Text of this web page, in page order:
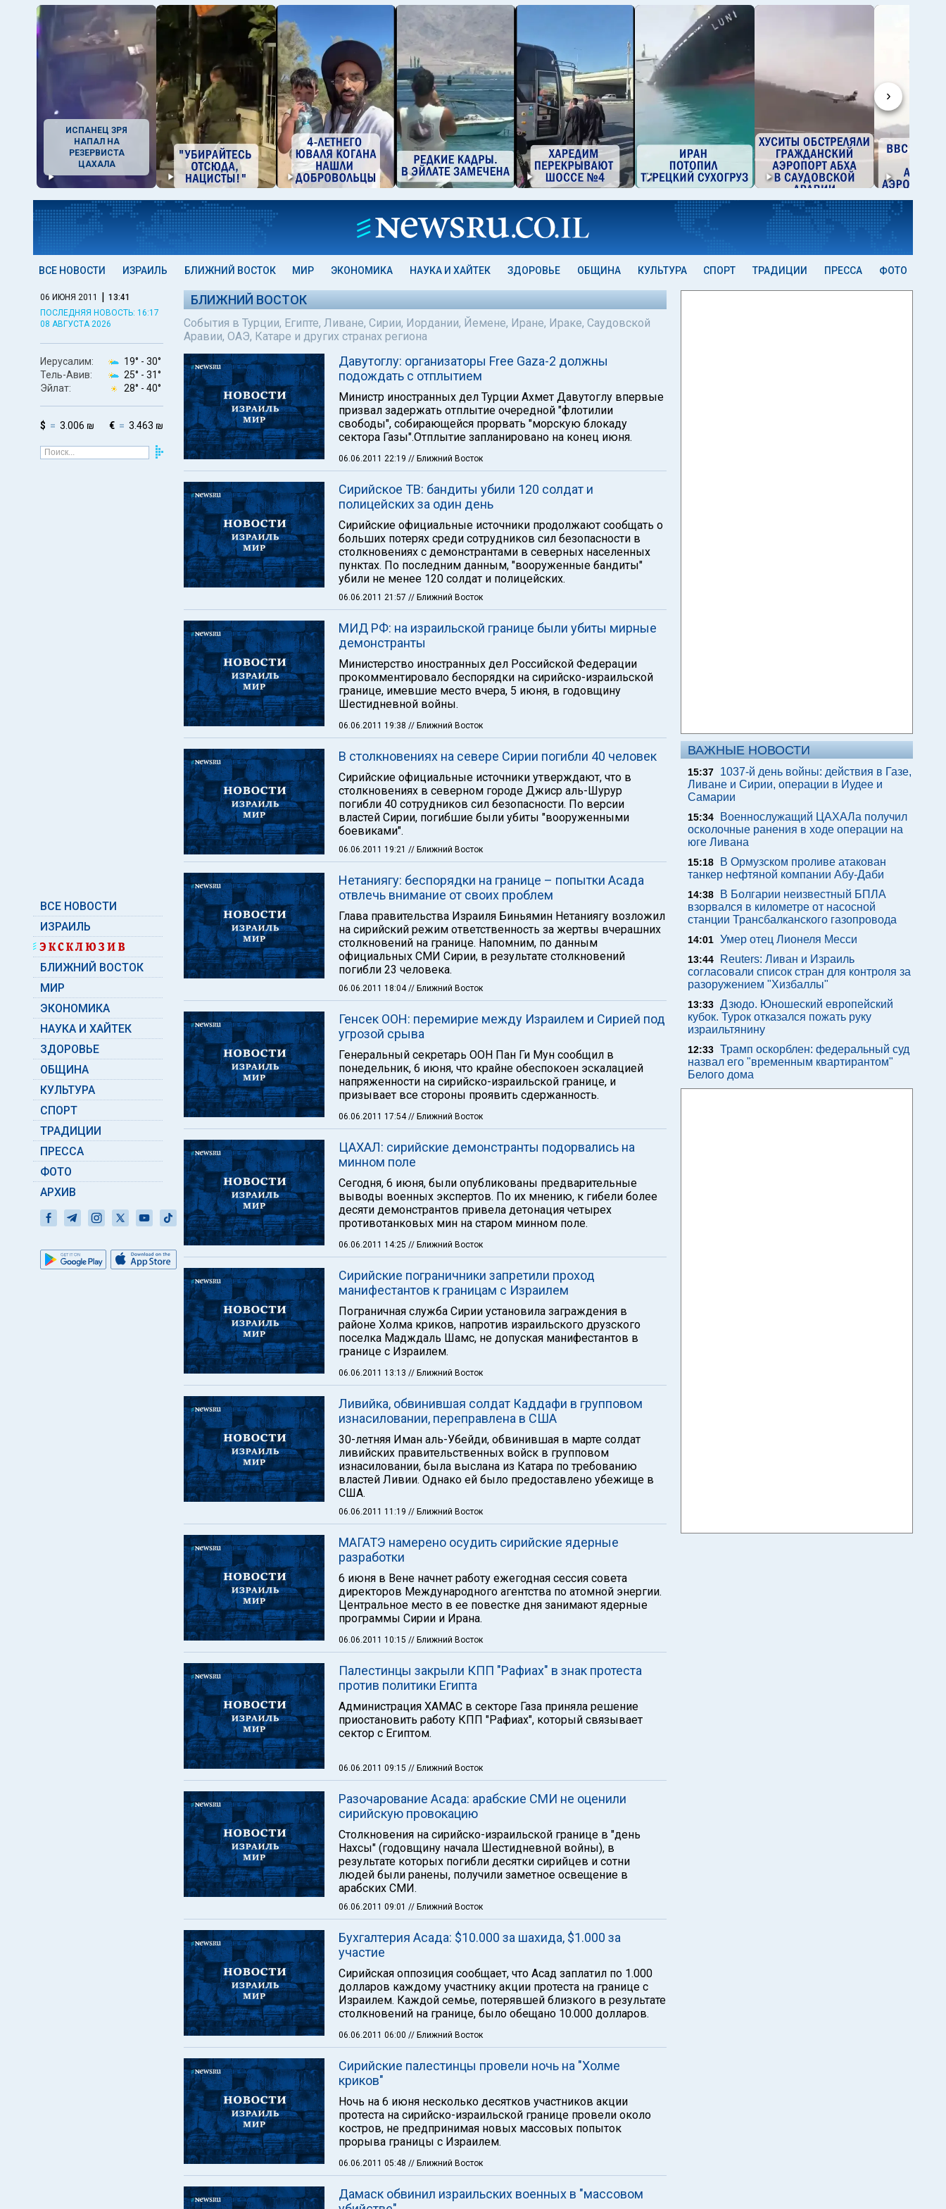
›
ИСПАНЕЦ ЗРЯ
НАПАЛ НА
РЕЗЕРВИСТА
ЦАХАЛА
ВСЕ НОВОСТИ ИЗРАИЛЬ БЛИЖНИЙ ВОСТОК МИР ЭКОНОМИКА НАУКА И ХАЙТЕК ЗДОРОВЬЕ ОБЩИНА КУЛЬТУРА СПОРТ ТРАДИЦИИ ПРЕССА ФОТО
06 ИЮНЯ 2011 | 13:41
ПОСЛЕДНЯЯ НОВОСТЬ: 16:17
08 АВГУСТА 2026
Иерусалим: 19° - 30°
Тель-Авив:
25° - 31°
Эйлат:
28° - 40°
$ 3.006 ₪ € 3.463 ₪
ВСЕ НОВОСТИ
ИЗРАИЛЬ
БЛИЖНИЙ ВОСТОК
МИР
ЭКОНОМИКА
НАУКА И ХАЙТЕК
ЗДОРОВЬЕ
ОБЩИНА
КУЛЬТУРА
СПОРТ
ТРАДИЦИИ
ПРЕССА
ФОТО
АРХИВ
БЛИЖНИЙ ВОСТОК
События в Турции, Египте, Ливане, Сирии, Иордании, Йемене, Иране, Ираке, Саудовской
Аравии, ОАЭ, Катаре и других странах региона
Давутоглу: организаторы Free Gaza-2 должны
подождать с отплытием
Министр иностранных дел Турции Ахмет Давутоглу впервые
призвал задержать отплытие очередной "флотилии
свободы", собирающейся прорвать "морскую блокаду
сектора Газы".Отплытие запланировано на конец июня.
06.06.2011 22:19 // Ближний Восток
Сирийское ТВ: бандиты убили 120 солдат и
полицейских за один день
Сирийские официальные источники продолжают сообщать о
больших потерях среди сотрудников сил безопасности в
столкновениях с демонстрантами в северных населенных
пунктах. По последним данным, "вооруженные бандиты"
убили не менее 120 солдат и полицейских.
06.06.2011 21:57 // Ближний Восток
МИД РФ: на израильской границе были убиты мирные
демонстранты
Министерство иностранных дел Российской Федерации
прокомментировало беспорядки на сирийско-израильской
границе, имевшие место вчера, 5 июня, в годовщину
Шестидневной войны.
06.06.2011 19:38 // Ближний Восток
В столкновениях на севере Сирии погибли 40 человек
Сирийские официальные источники утверждают, что в
столкновениях в северном городе Джиср аль-Шурур
погибли 40 сотрудников сил безопасности. По версии
властей Сирии, погибшие были убиты "вооруженными
боевиками".
06.06.2011 19:21 // Ближний Восток
Нетаниягу: беспорядки на границе – попытки Асада
отвлечь внимание от своих проблем
Глава правительства Израиля Биньямин Нетаниягу возложил
на сирийский режим ответственность за жертвы вчерашних
столкновений на границе. Напомним, по данным
официальных СМИ Сирии, в результате столкновений
погибли 23 человека.
06.06.2011 18:04// Ближний Восток
Генсек ООН: перемирие между Израилем и Сирией под
угрозой срыва
Генеральный секретарь ООН Пан Ги Мун сообщил в
понедельник, 6 июня, что крайне обеспокоен эскалацией
напряженности на сирийско-израильской границе, и
призывает все стороны проявить сдержанность.
06.06.2011 17:54// Ближний Восток
ЦАХАЛ: сирийские демонстранты подорвались на
минном поле
Сегодня, 6 июня, были опубликованы предварительные
выводы военных экспертов. По их мнению, к гибели более
десяти демонстрантов привела детонация четырех
противотанковых мин на старом минном поле.
06.06.2011 14:25 // Ближний Восток
Сирийские пограничники запретили проход
манифестантов к границам с Израилем
Пограничная служба Сирии установила заграждения в
районе Холма криков, напротив израильского друзского
поселка Мадждаль Шамс, не допуская манифестантов в
границе с Израилем.
06.06.2011 13:13 // Ближний Восток
Ливийка, обвинившая солдат Каддафи в групповом
изнасиловании, переправлена в США
30-летняя Иман аль-Убейди, обвинившая в марте солдат
ливийских правительственных войск в групповом
изнасиловании, была выслана из Катара по требованию
властей Ливии. Однако ей было предоставлено убежище в
США.
06.06.2011 11:19 // Ближний Восток
МАГАТЭ намерено осудить сирийские ядерные
разработки
6 июня в Вене начнет работу ежегодная сессия совета
директоров Международного агентства по атомной энергии.
Центральное место в ее повестке дня занимают ядерные
программы Сирии и Ирана.
06.06.2011 10:15 // Ближний Восток
Палестинцы закрыли КПП "Рафиах" в знак протеста
против политики Египта
Администрация ХАМАС в секторе Газа приняла решение
приостановить работу КПП "Рафиах", который связывает
сектор с Египтом.
06.06.2011 09:15 // Ближний Восток
Разочарование Асада: арабские СМИ не оценили
сирийскую провокацию
Столкновения на сирийско-израильской границе в "день
Нахсы" (годовщину начала Шестидневной войны), в
результате которых погибли десятки сирийцев и сотни
людей были ранены, получили заметное освещение в
арабских СМИ.
06.06.2011 09:01 // Ближний Восток
Бухгалтерия Асада: $10.000 за шахида, $1.000 за
участие
Сирийская оппозиция сообщает, что Асад заплатил по 1.000
долларов каждому участнику акции протеста на границе с
Израилем. Каждой семье, потерявшей близкого в результате
столкновений на границе, было обещано 10.000 долларов.
06.06.2011 06:00 // Ближний Восток
Сирийские палестинцы провели ночь на "Холме
криков"
Ночь на 6 июня несколько десятков участников акции
протеста на сирийско-израильской границе провели около
костров, не предпринимая новых массовых попыток
прорыва границы с Израилем.
06.06.2011 05:48 // Ближний Восток
Дамаск обвинил израильских военных в "массовом
ВАЖНЫЕ НОВОСТИ
15:37
1037-й день войны: действия в Газе,
Ливане и Сирии, операции в Иудее и
Самарии
15:34
Военнослужащий ЦАХАЛа получил
осколочные ранения в ходе операции на
юге Ливана
15:18
В Ормузском проливе атакован
танкер нефтяной компании Абу-Даби
14:38
В Болгарии неизвестный БПЛА
взорвался в километре от насосной
станции Трансбалканского газопровода
14:01 Умер отец Лионеля Месси
13:44
Reuters: Ливан и Израиль
согласовали список стран для контроля за
разоружением "Хизбаллы"
13:33 Дзюдо. Юношеский европейский
кубок. Турок отказался пожать руку
израильтянину
12:33 Трамп оскорблен: федеральный суд
назвал его "временным квартирантом"
Белого дома